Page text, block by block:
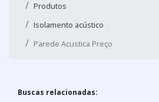
Produtos
Isolamento acústico
Parede Acustica Preço
Buscas relacionadas: